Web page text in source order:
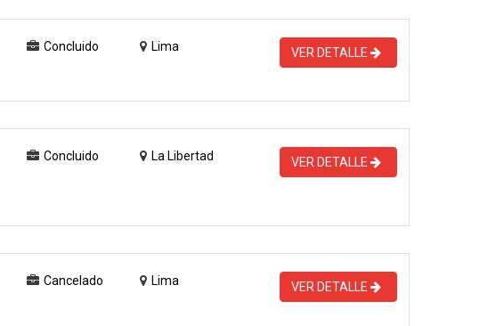
Concluido Lima VER DETALLE
Concluido La Libertad VER DETALLE
Cancelado Lima VER DETALLE